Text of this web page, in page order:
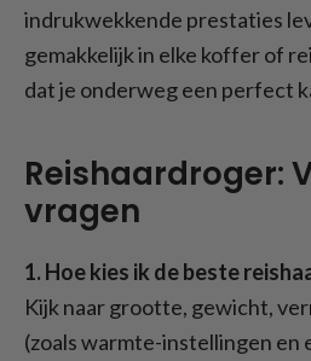
indrukwekkende prestaties
gemakkelijk in elke koffer of
dat je onderweg een perfect
Reishaardroger:
vragen
1. Hoe kies ik de beste
Kijk naar grootte, gewicht,
(zoals warmte-instellingen en